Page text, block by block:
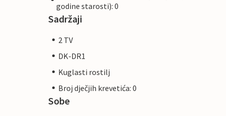
godine starosti): 0
Sadržaji
2 TV
DK-DR1
Kuglasti rostilj
Broj dječjih krevetića: 0
Sobe